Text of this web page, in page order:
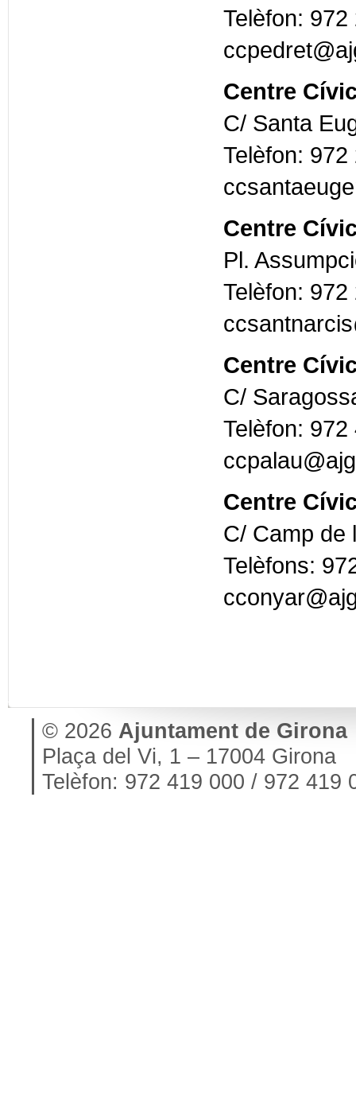
Telèfon: 972
Centre
C/ Santa
Telèfon: 972
Centre
Pl.
Telèfon: 972
Centre
C/
Telèfon: 972
Centre
C/ Camp de
Telèfons:
© 2026 Ajuntament de Girona
Plaça del Vi, 1 – 17004 Girona
Telèfon: 972 419 000 / 972 419